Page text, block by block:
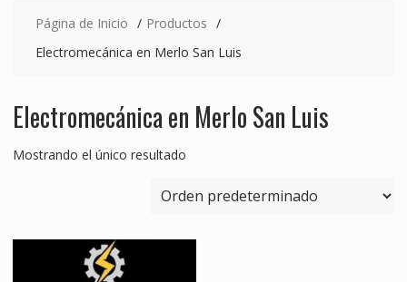
Página de Inicio
Productos
Electromecánica en Merlo San Luis
Electromecánica en Merlo San Luis
Mostrando el único resultado